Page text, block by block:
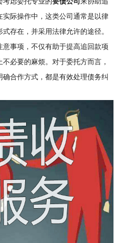
际操作中，这类公司通常是以律
存在，并采用法律允许的途径。
事项，不仅有助于提高追回款项
必要的麻烦。对于委托方而言，
合作方式，都是有效处理债务纠